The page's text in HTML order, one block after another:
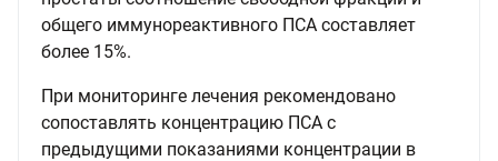
общего иммунореактивного ПСА составляет
более 15%.
При мониторинге лечения рекомендовано
сопоставлять концентрацию ПСА с
предыдущими показаниями концентрации в